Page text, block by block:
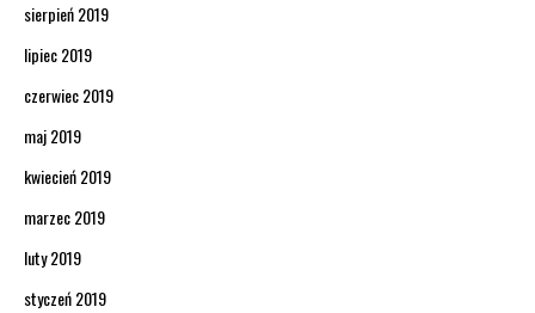
sierpień 2019
lipiec 2019
czerwiec 2019
maj 2019
kwiecień 2019
marzec 2019
luty 2019
styczeń 2019